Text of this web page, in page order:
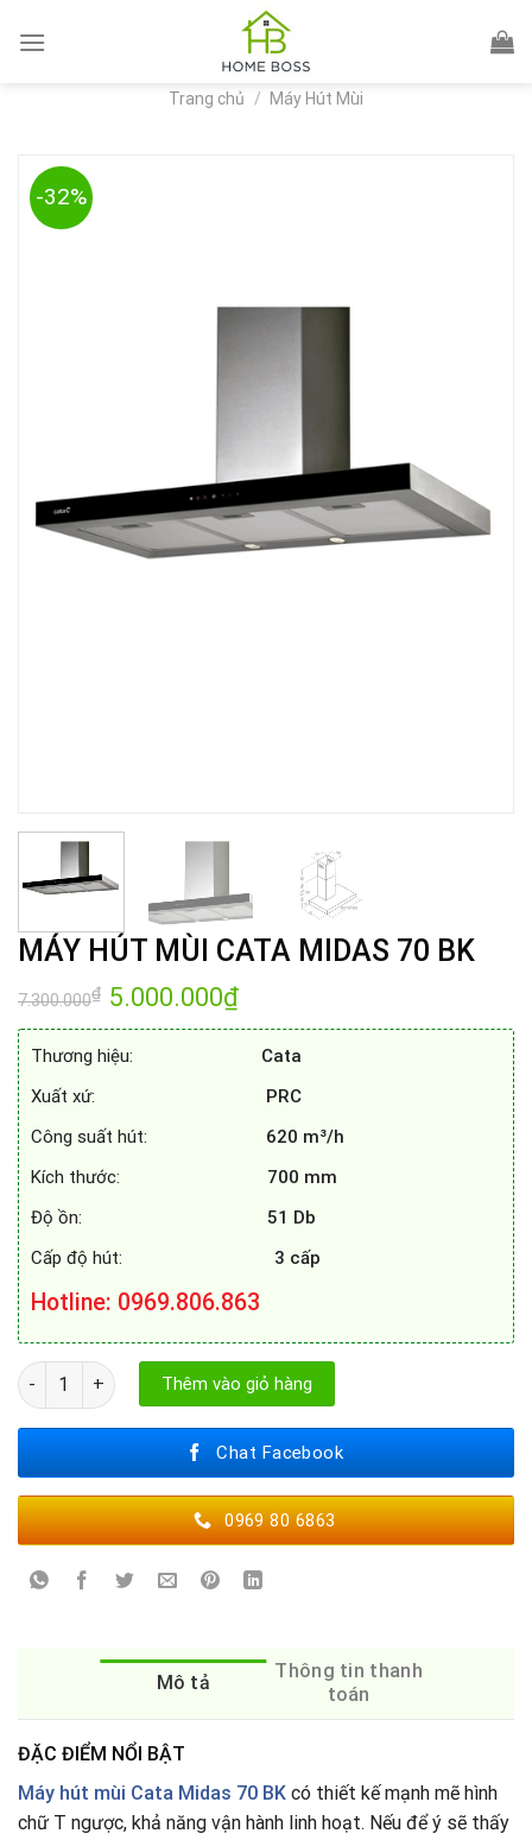
Trang chủ / Máy Hút Mùi
-32%
MÁY HÚT MÙI CATA MIDAS 70 BK
7.300.000₫ Giá
gốc
là:
5.000.000₫Giá
tại
5.000.000₫.
Thương hiệu: Cata
Xuất xứ:
PRC
Công suất hút:
620 m³/h
Kích thước: 700 mm
Độ ồn: 51 Db
Cấp độ hút: 3 cấp
Hotline: 0969.806.863
MÁY HÚT MÙI CATA MIDAS 70 BK số lượng
Thêm vào giỏ hàng
Chat Facebook
0969 80 6863
Mô tả
Thông tin thanh
toán
ĐẶC ĐIỂM NỔI BẬT
Máy hút mùi Cata Midas 70 BK có thiết kế mạnh mẽ hình
chữ T ngược, khả năng vận hành linh hoạt. Nếu để ý sẽ thấy